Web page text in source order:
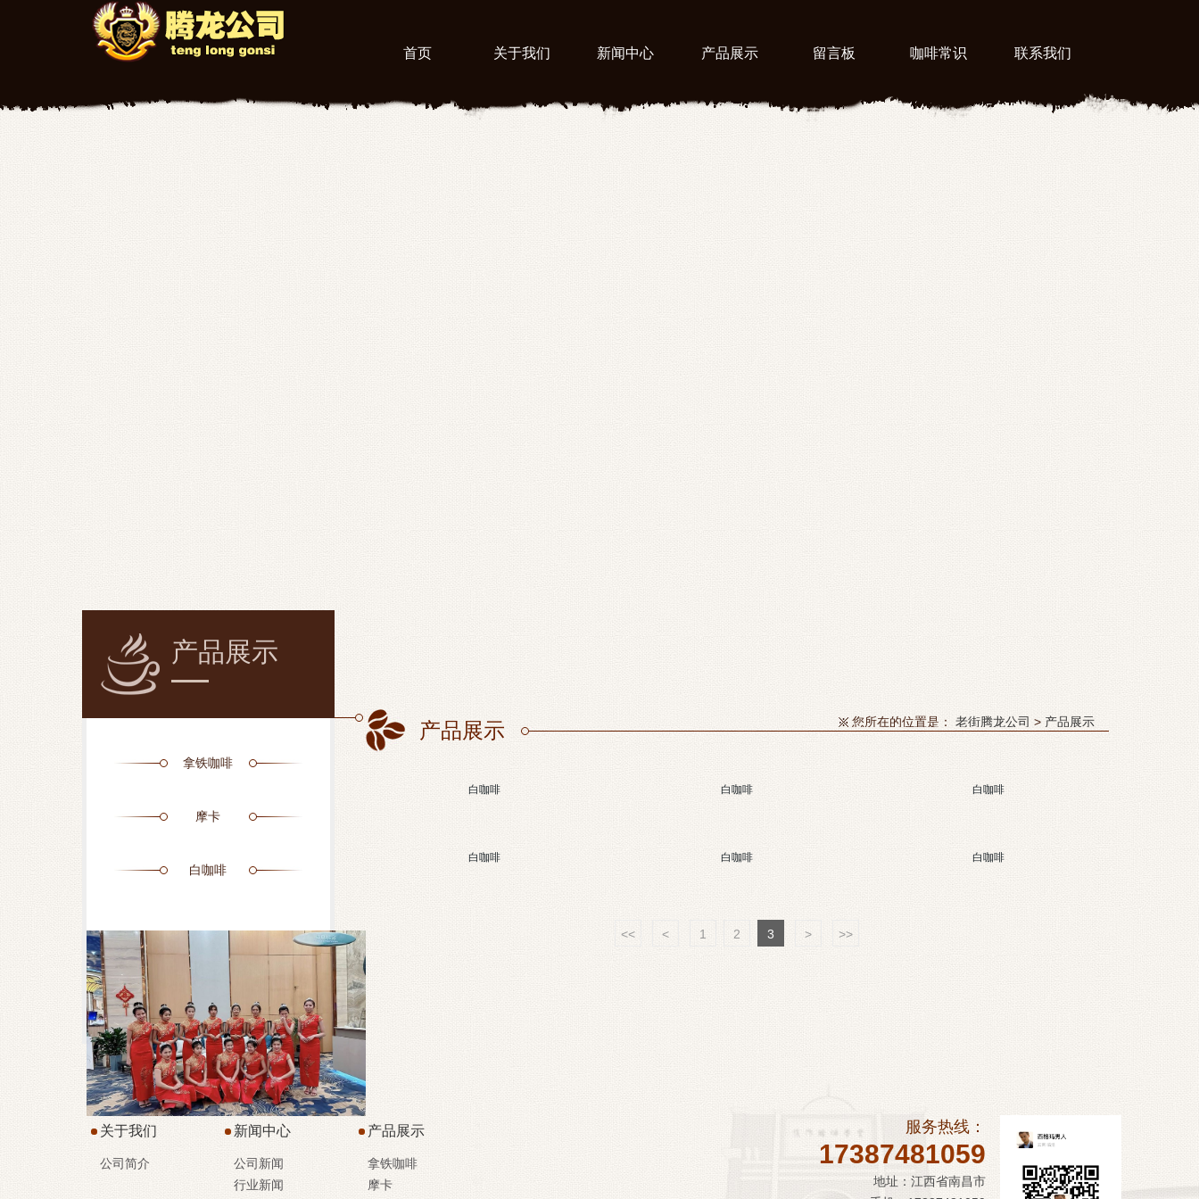
首页 关于我们 新闻中心 产品展示 留言板 咖啡常识 联系我们
产品展示
拿铁咖啡
摩卡
白咖啡
您所在的位置是： 老街腾龙公司 > 产品展示
产品展示
白咖啡 白咖啡 白咖啡
白咖啡 白咖啡 白咖啡
<< < 1 2 3 > >>
关于我们
公司简介
新闻中心
公司新闻
行业新闻
产品展示
拿铁咖啡
摩卡
服务热线：
17387481059
地址：江西省南昌市